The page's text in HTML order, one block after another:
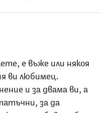
е въже или някоя
ви любимец.
и за двама ви, а
за да